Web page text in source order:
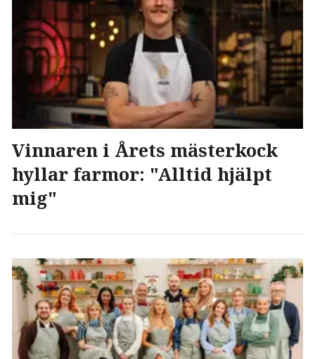
Vinnaren i Årets mästerkock
hyllar farmor: "Alltid hjälpt
mig"